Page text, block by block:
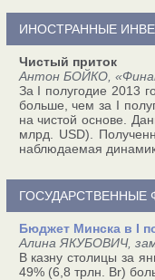
ИНОСТРАННЫЕ
Чистый приток
Антон БОЙКО,
За I полугодие 2013
больше, чем за I
на чистой основе.
млрд. USD).
наблюдаемая
ГОСУДАРСТВЕННЫЕ
Бюджет Минска в I
Алина ЯКУБОВИЧ,
В казну столицы за
49% (6,8 трлн. Br)